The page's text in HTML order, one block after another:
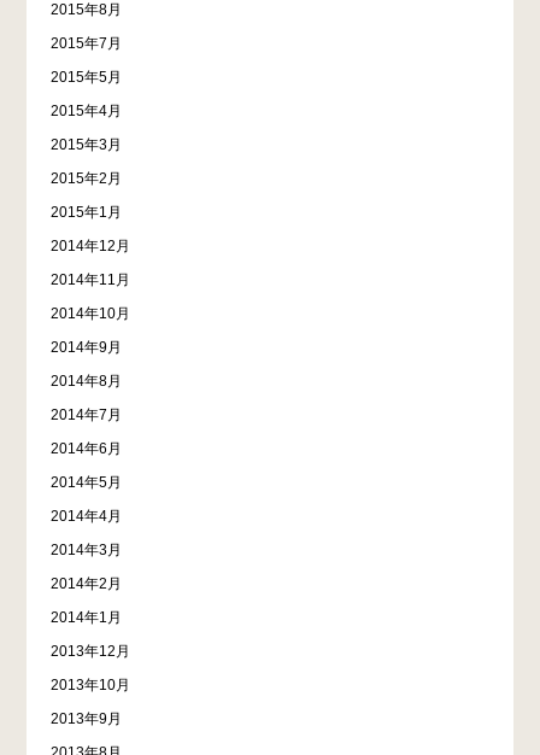
2015年8月
2015年7月
2015年5月
2015年4月
2015年3月
2015年2月
2015年1月
2014年12月
2014年11月
2014年10月
2014年9月
2014年8月
2014年7月
2014年6月
2014年5月
2014年4月
2014年3月
2014年2月
2014年1月
2013年12月
2013年10月
2013年9月